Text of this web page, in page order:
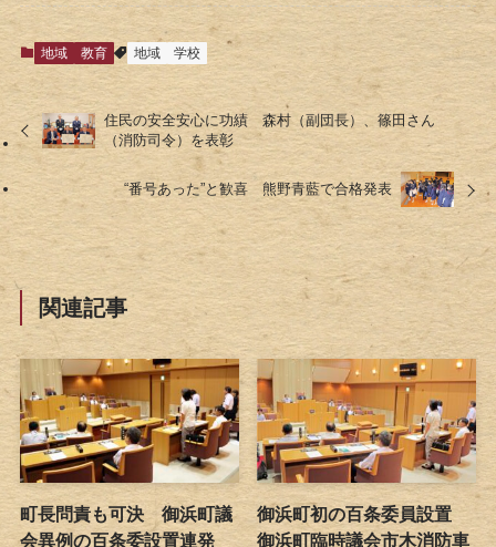
地域 教育 地域 学校
住民の安全安心に功績 森村（副団長）、篠田さん
（消防司令）を表彰
“番号あった”と歓喜 熊野青藍で合格発表
関連記事
町長問責も可決 御浜町議
会異例の百条委設置連発
御浜町初の百条委員設置
御浜町臨時議会市木消防車